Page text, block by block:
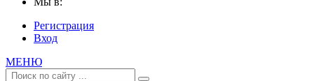
Регистрация
Вход
МЕНЮ